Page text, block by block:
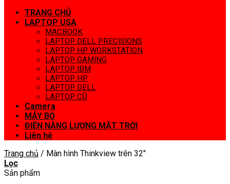
TRANG CHỦ
LAPTOP USA
MACBOOK
LAPTOP DELL PRECISIONS
LAPTOP HP WORKSTATION
LAPTOP GAMING
LAPTOP IBM
LAPTOP HP
LAPTOP DELL
LAPTOP CŨ
Camera
MÁY BỘ
ĐIỆN NĂNG LƯỢNG MẶT TRỜI
Liên hệ
Trang chủ / Màn hình Thinkview trên 32"
Lọc
Sản phẩm